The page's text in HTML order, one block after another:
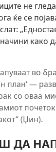
не
ќе се
како
во
план‘ —
со оваа
(Џин).
ДА